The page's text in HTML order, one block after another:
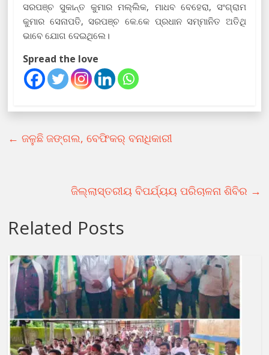
ସରପଞ୍ଚ ସୁକାନ୍ତ କୁମାର ମଲ୍ଲିକ, ମାଧବ ବେହେରା, ସଂଗ୍ରାମ
କୁମାର ସେନାପତି, ସରପଞ୍ଚ କେ.କେ ପ୍ରଧାନ ସମ୍ମାନିତ ଅତିଥି
ଭାବେ ଯୋଗ ଦେଇଥିଲେ।
Spread the love
← ଜଳୁଛି ଜଙ୍ଗଲ, ବେଫିକର୍ ବନାଧିକାରୀ
ଜିଲ୍ଲାସ୍ତରୀୟ ବିପର୍ଯ୍ୟୟ ପରିଚାଳନା ଶିବିର →
Related Posts